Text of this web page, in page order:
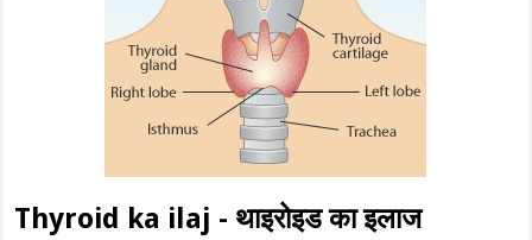
Thyroid ka ilaj - थाइरोइड का इलाज